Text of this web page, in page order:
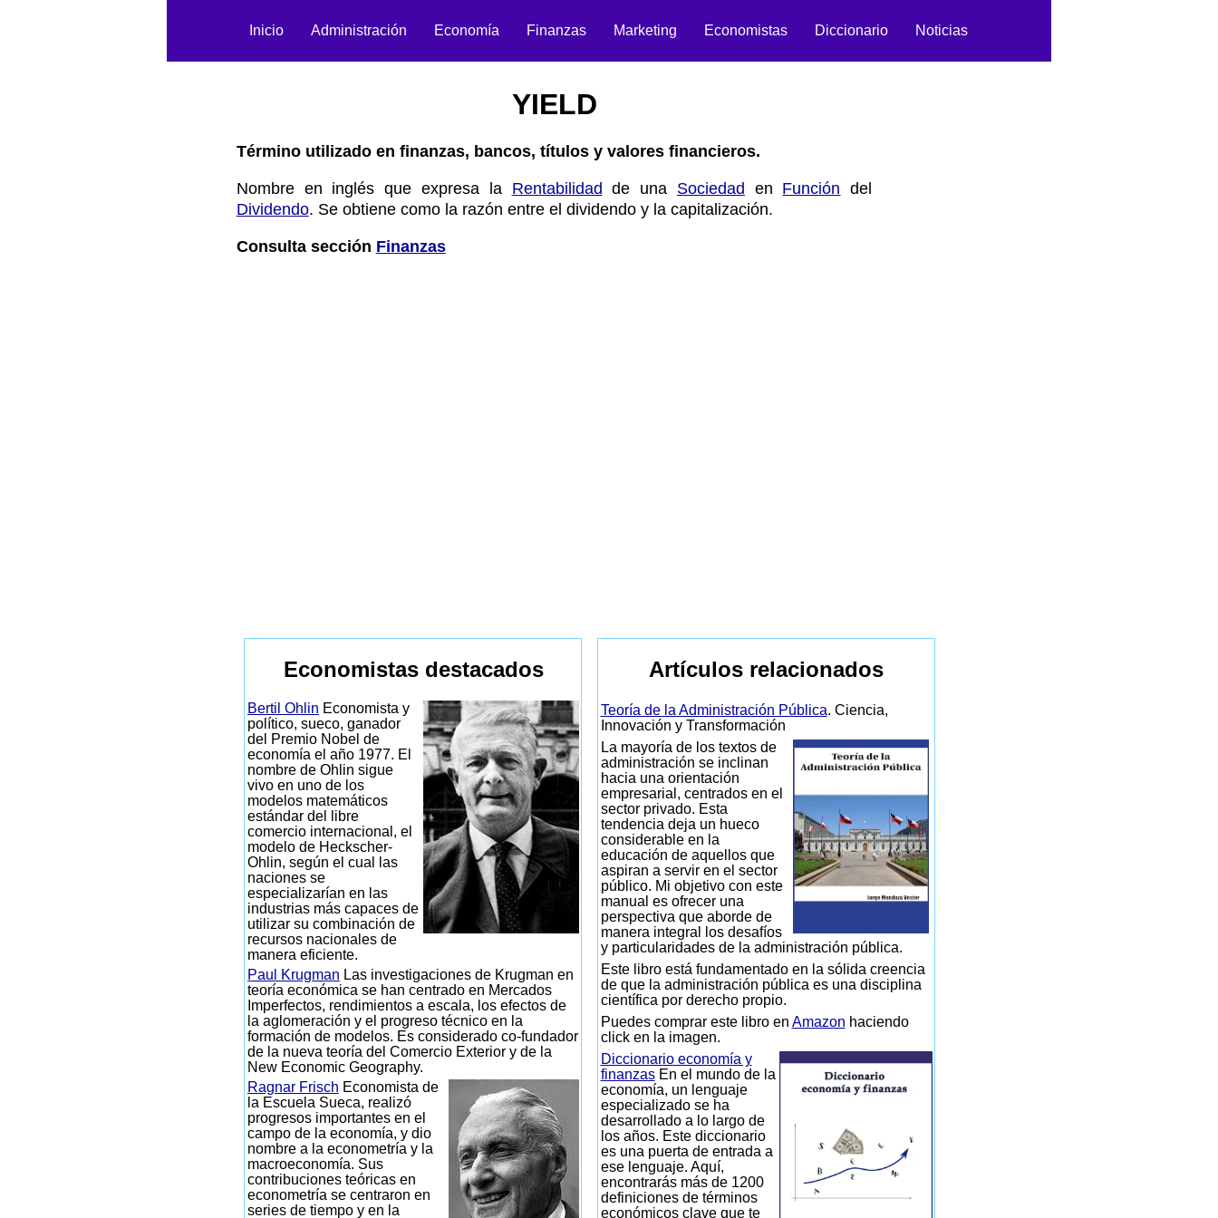
Inicio Administración Economía Finanzas Marketing Economistas Diccionario Noticias
YIELD
Término utilizado en finanzas, bancos, títulos y valores financieros.
Nombre en inglés que expresa la Rentabilidad de una Sociedad en Función del
Dividendo. Se obtiene como la razón entre el dividendo y la capitalización.
Consulta sección Finanzas
Economistas destacados
Bertil Ohlin Economista y
político, sueco, ganador
del Premio Nobel de
economía el año 1977. El
nombre de Ohlin sigue
vivo en uno de los
modelos matemáticos
estándar del libre
comercio internacional, el
modelo de Heckscher-
Ohlin, según el cual las
naciones se
especializarían en las
industrias más capaces de
utilizar su combinación de
recursos nacionales de
manera eficiente.
Paul Krugman Las investigaciones de Krugman en
teoría económica se han centrado en Mercados
Imperfectos, rendimientos a escala, los efectos de
la aglomeración y el progreso técnico en la
formación de modelos. Es considerado co-fundador
de la nueva teoría del Comercio Exterior y de la
New Economic Geography.
Ragnar Frisch Economista de
la Escuela Sueca, realizó
progresos importantes en el
campo de la economía, y dio
nombre a la econometría y la
macroeconomía. Sus
contribuciones teóricas en
econometría se centraron en
series de tiempo y en la
Artículos relacionados
Teoría de la Administración Pública. Ciencia,
Innovación y Transformación
La mayoría de los textos de
administración se inclinan
hacia una orientación
empresarial, centrados en el
sector privado. Esta
tendencia deja un hueco
considerable en la
educación de aquellos que
aspiran a servir en el sector
público. Mi objetivo con este
manual es ofrecer una
perspectiva que aborde de
manera integral los desafíos
y particularidades de la administración pública.
Este libro está fundamentado en la sólida creencia
de que la administración pública es una disciplina
científica por derecho propio.
Puedes comprar este libro en Amazon haciendo
click en la imagen.
Diccionario economía y
finanzasEn el mundo de la
economía, un lenguaje
especializado se ha
desarrollado a lo largo de
los años. Este diccionario
es una puerta de entrada a
ese lenguaje. Aquí,
encontrarás más de 1200
definiciones de términos
económicos clave que te